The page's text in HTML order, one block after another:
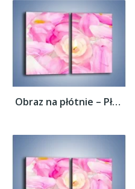
Obraz na płótnie – Pływająca różana...